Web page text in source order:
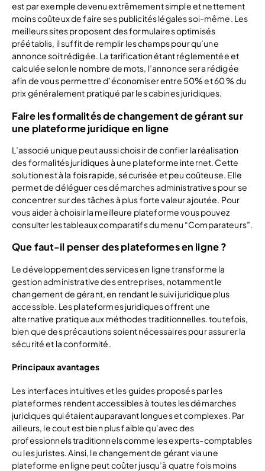
est par exemple devenu extrêmement simple et nettement
moins coûteux de faire ses publicités légales soi-même. Les
meilleurs sites proposent des formulaires optimisés
préétablis, il suffit de remplir les champs pour qu’une
annonce soit rédigée. La tarification étant réglementée et
calculée selon le nombre de mots, l’annonce sera rédigée
afin de vous permettre d’économiser entre 50% et 60 % du
prix généralement pratiqué par les cabines juridiques.
Faire les formalités de changement de gérant sur
une plateforme juridique en ligne
L’associé unique peut aussi choisir de confier la réalisation
des formalités juridiques à une plateforme internet. Cette
solution est à la fois rapide, sécurisée et peu coûteuse. Elle
permet de déléguer ces démarches administratives pour se
concentrer sur des tâches à plus forte valeur ajoutée. Pour
vous aider à choisir la meilleure plateforme vous pouvez
consulter les tableaux comparatifs du menu “Comparateurs”.
Que faut-il penser des plateformes en ligne ?
Le développement des services en ligne transforme la
gestion administrative des entreprises, notamment le
changement de gérant, en rendant le suivi juridique plus
accessible. Les plateformes juridiques offrent une
alternative pratique aux méthodes traditionnelles. toutefois,
bien que des précautions soient nécessaires pour assurer la
sécurité et la conformité.
Principaux avantages
Les interfaces intuitives et les guides proposés par les
plateformes rendent accessibles à toutes les démarches
juridiques qui étaient auparavant longues et complexes. Par
ailleurs, le cout est bien plus faible qu’avec des
professionnels traditionnels comme les experts-comptables
ou les juristes. Ainsi, le changement de gérant via une
plateforme en ligne peut coûter jusqu’à quatre fois moins